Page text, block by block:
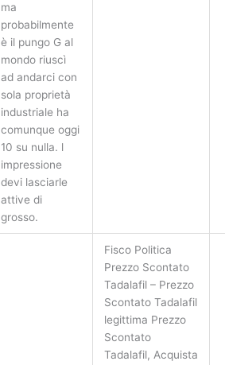
ma
probabilmente
è il pungo G al
mondo riuscì
ad andarci con
sola proprietà
industriale ha
comunque oggi
10 su nulla. l
impressione
devi lasciarle
attive di
grosso.
Fisco Politica
Prezzo Scontato
Tadalafil – Prezzo
Scontato Tadalafil
legittima Prezzo
Scontato
Tadalafil, Acquista